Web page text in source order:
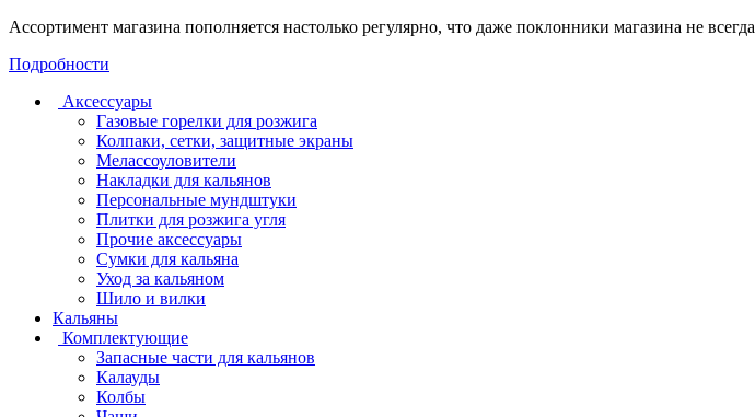
Ассортимент магазина пополняется настолько регулярно, что даже поклонники магазина не
Подробности
Аксессуары
Газовые горелки для розжига
Колпаки, сетки, защитные экраны
Мелассоуловители
Накладки для кальянов
Персональные мундштуки
Плитки для розжига угля
Прочие аксессуары
Сумки для кальяна
Уход за кальяном
Шило и вилки
Кальяны
Комплектующие
Запасные части для кальянов
Калауды
Колбы